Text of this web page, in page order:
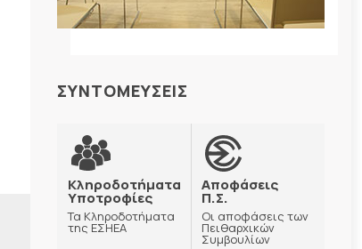
ΣΥΝΤΟΜΕΥΣΕΙΣ
Κληροδοτήματα
Υποτροφίες
Τα Κληροδοτήματα
της ΕΣΗΕΑ
Αποφάσεις
Π.Σ.
Οι αποφάσεις των
Πειθαρχικών
Συμβουλίων